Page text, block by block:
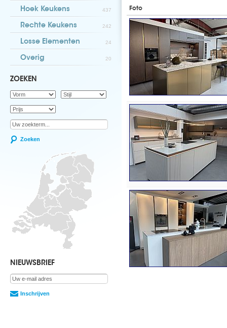
Hoek Keukens 437
Rechte Keukens 242
Losse Elementen 24
Overig 20
ZOEKEN
Zoeken
NIEUWSBRIEF
Inschrijven
Foto